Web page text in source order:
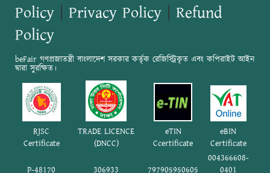
Policy
Privacy Policy
Refund
Policy
beFair গণপ্রজাতন্ত্রী বাংলাদেশ সরকার কর্তৃক রেজিস্ট্রিকৃত এবং কপিরাইট আইন
দ্বারা সুরক্ষিত।
RJSC
Certificate
TRADE LICENCE
(DNCC)
eTIN
Ccertificate
eBIN
Certificate
P-48170 306933 797905950605
004366608-
0401